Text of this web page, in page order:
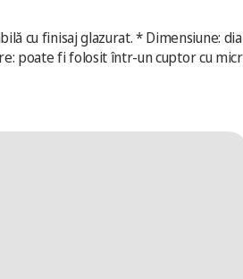
cu finisaj glazurat. * Dimensiune:
poate fi folosit într-un cuptor cu